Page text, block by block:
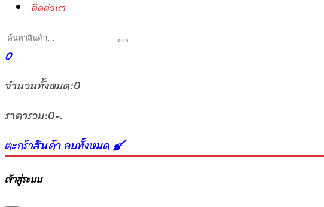
ติดต่อเรา
0
จำนวนทั้งหมด:0
ราคารวม:0-.
ตะกร้าสินค้าลบทั้งหมด
เข้าสู่ระบบ